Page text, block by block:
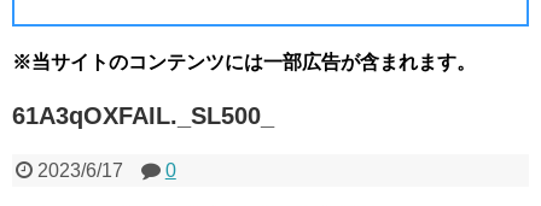
※当サイトのコンテンツには一部広告が含まれます。
61A3qOXFAIL._SL500_
2023/6/17 0